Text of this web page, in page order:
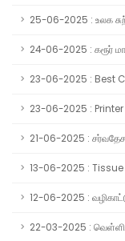
25-06-2025 : உலக
24-06-2025 : கரூர்
23-06-2025 : Best
23-06-2025 :
21-06-2025 :
13-06-2025 :
12-06-2025 :
22-03-2025 :